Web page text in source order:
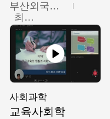
부산외국어대학교
최진오
사회과학
교육사회학